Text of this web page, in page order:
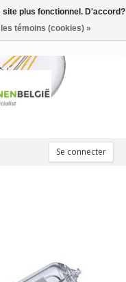
Se connecter
plus fonctionnel. D'accord?
témoins (cookies) »